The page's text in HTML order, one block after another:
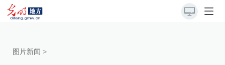
图片新闻 >